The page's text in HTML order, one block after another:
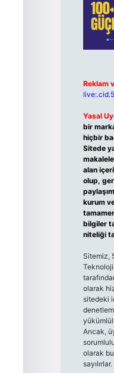
Reklam
Yasal
bir
hiçbir
Sitede
alan
olup,
kurum
bilgiler
niteliği
Sitemiz,
olarak
sitedeki
Ancak,
olarak
sayılırlar.